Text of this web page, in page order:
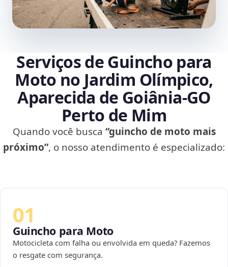
Serviços de Guincho para
Moto no Jardim Olímpico,
Aparecida de Goiânia‑GO
Perto de Mim
Quando você busca “guincho de moto mais
próximo”, o nosso atendimento é especializado:
01
Guincho para Moto
Motocicleta com falha ou envolvida em queda? Fazemos
o resgate com segurança.